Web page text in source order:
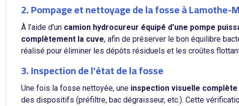
2. Pompage et nettoyage de la fosse à Lamothe-
À l’aide d’un camion hydrocureur équipé d’une pompe
complètement la cuve, afin de préserver le bon équilibre
réalisé pour éliminer les dépôts résiduels et les croûtes
3. Inspection de l’état de la fosse
Une fois la fosse nettoyée, une inspection visuelle complète
des dispositifs (préfiltre, bac dégraisseur, etc.). Cette